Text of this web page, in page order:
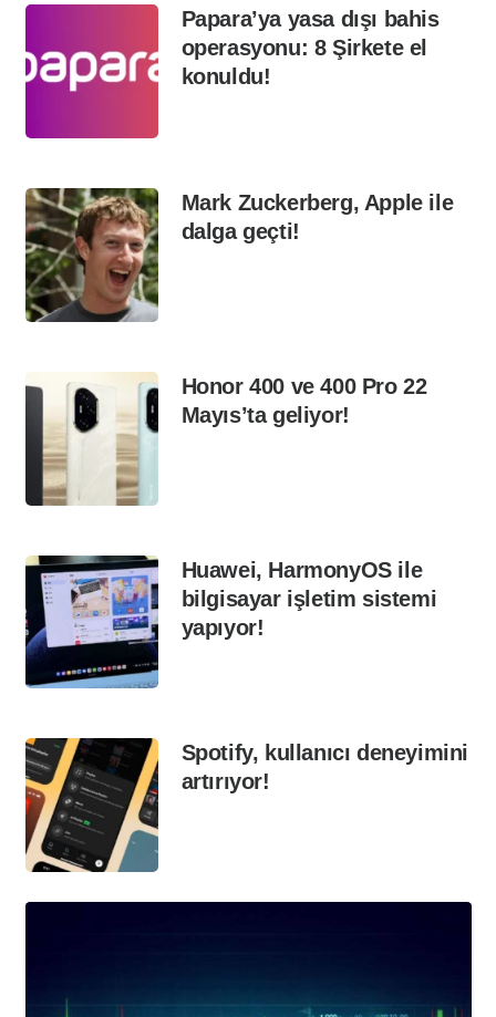
Papara’ya yasa dışı bahis
operasyonu: 8 Şirkete el
konuldu!
Mark Zuckerberg, Apple ile
dalga geçti!
Honor 400 ve 400 Pro 22
Mayıs’ta geliyor!
Huawei, HarmonyOS ile
bilgisayar işletim sistemi
yapıyor!
Spotify, kullanıcı deneyimini
artırıyor!